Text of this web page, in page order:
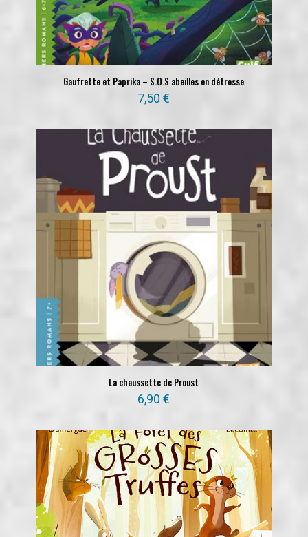
Gaufrette et Paprika – S.O.S abeilles en détresse
7,50€
La chaussette de Proust
6,90€